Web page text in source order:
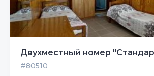
Двухместный номер
#80510